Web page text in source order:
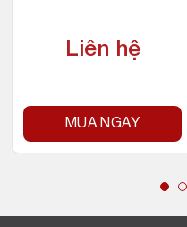
Liên hệ
MUA NGAY